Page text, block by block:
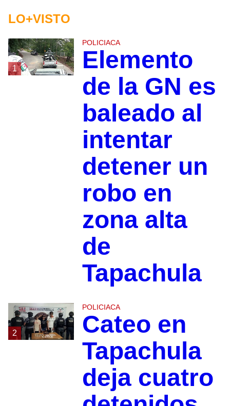
LO+VISTO
1
POLICIACA
Elemento
de la GN es
baleado al
intentar
detener un
robo en
zona alta
de
Tapachula
2
POLICIACA
Cateo en
Tapachula
deja cuatro